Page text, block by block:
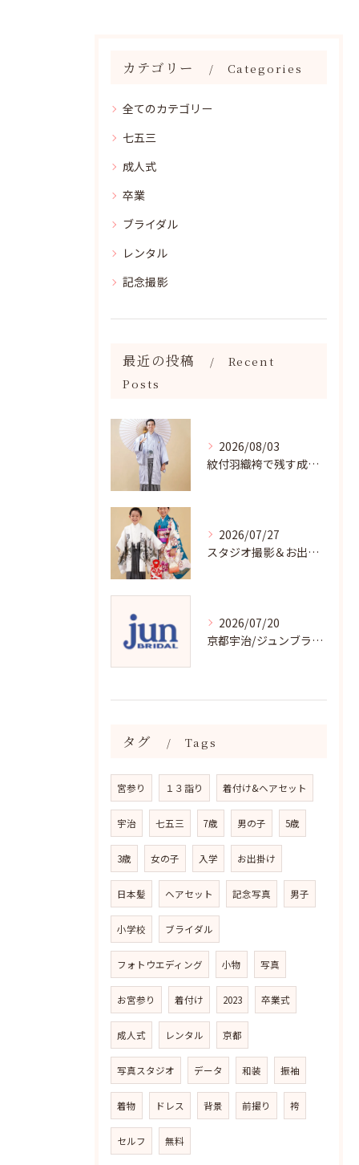
カテゴリー Categories
全てのカテゴリー
七五三
成人式
卒業
ブライダル
レンタル
記念撮影
最近の投稿
Recent
Posts
2026/08/03
紋付羽織袴で残す成人記念写真
2026/07/27
スタジオ撮影＆お出掛け七五三はジュンブライダル
2026/07/20
京都宇治/ジュンブライダル七五三衣裳均一料金
タグ Tags
宮参り １３詣り 着付け&ヘアセット
宇治 七五三 7歳 男の子 5歳
3歳 女の子 入学 お出掛け
日本髪 ヘアセット 記念写真 男子
小学校 ブライダル
フォトウエディング 小物 写真
お宮参り 着付け 2023 卒業式
成人式 レンタル 京都
写真スタジオ データ 和装 振袖
着物 ドレス 背景 前撮り 袴
セルフ 無料